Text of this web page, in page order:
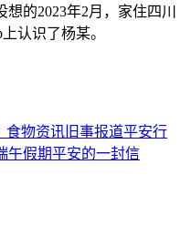
的2023年2月，家住四川
认识了杨某。
食物资讯旧事报道平安行
午假期平安的一封信